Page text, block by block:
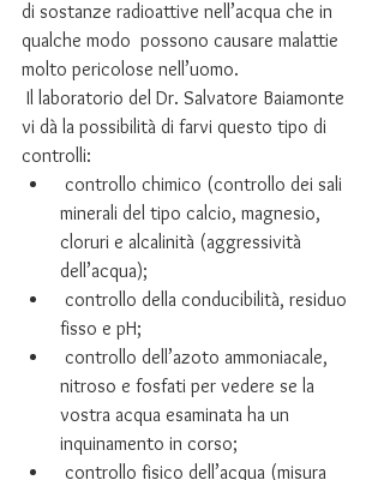
di sostanze radioattive nell’acqua che in
qualche modo  possono causare malattie
molto pericolose nell’uomo.
vi dà la possibilità di farvi questo tipo di
controlli:
minerali del tipo calcio, magnesio,
cloruri e alcalinità (aggressività
dell’acqua);
fisso e pH;
nitroso e fosfati per vedere se la
vostra acqua esaminata ha un
inquinamento in corso;